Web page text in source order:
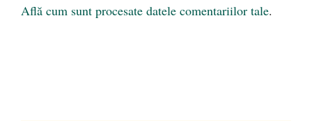
Află cum sunt procesate datele comentariilor tale.